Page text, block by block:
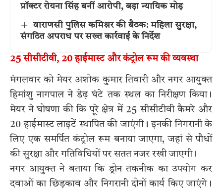
प्रॉक्टर रोयना सिंह बनीं आरोपी, बड़ा न्यायिक मोड़
वाराणसी पुलिस कमिश्नर की बैठक: महिला सुरक्षा,
संगठित अपराध पर सख्त कार्रवाई के निर्देश
25 सीसीटीवी, 20 हाईमास्ट और कंट्रोल रूम की व्यवस्था
मंगलवार को मेयर अशोक कुमार तिवारी और नगर आयुक्त
हिमांशु नागपाल ने डेढ़ घंटे तक स्थल का निरीक्षण किया।
मेयर ने घोषणा की कि पूरे क्षेत्र में 25 सीसीटीवी कैमरे और
20 हाईमास्ट लाइटें स्थापित की जाएंगी। इनकी निगरानी के
लिए एक समर्पित कंट्रोल रूम बनाया जाएगा, जहां से पौधों
की सुरक्षा और गतिविधियों पर सतत नजर रखी जाएगी।
नगर आयुक्त ने बताया कि ड्रोन तकनीक का उपयोग कर
दवाओं का छिड़काव और निगरानी दोनों कार्य किए जाएंगे।